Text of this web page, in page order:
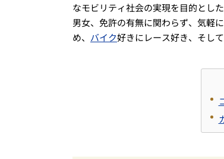
なモビリティ社会の実現を目的とし
男女、免許の有無に関わらず、気軽
め、 バイク好きにレース好き、そし